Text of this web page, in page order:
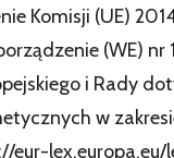
Komisji (UE)
(WE) nr
i Rady
w
eur-lex.europa.eu/